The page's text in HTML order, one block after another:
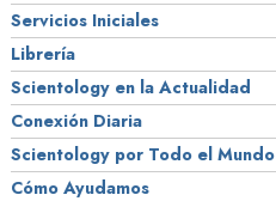
Servicios Iniciales
Librería
Scientology en la Actualidad
Conexión Diaria
Scientology por Todo el Mundo
Cómo Ayudamos